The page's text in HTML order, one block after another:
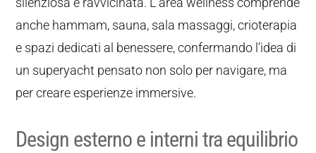
anche hammam, sauna, sala massaggi, crioterapia
e spazi dedicati al benessere, confermando l’idea di
un superyacht pensato non solo per navigare, ma
per creare esperienze immersive.
Design esterno e interni tra equilibrio